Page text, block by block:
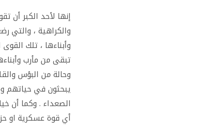
إنها لأحد الكبر أن
والكراهية ، والتي
وأبناءها ، تلك
تبقى من مأرب
وحالة من البؤس
يبحثون في حياتهم
الصعداء . وكما أن
أي قوة عسكرية او